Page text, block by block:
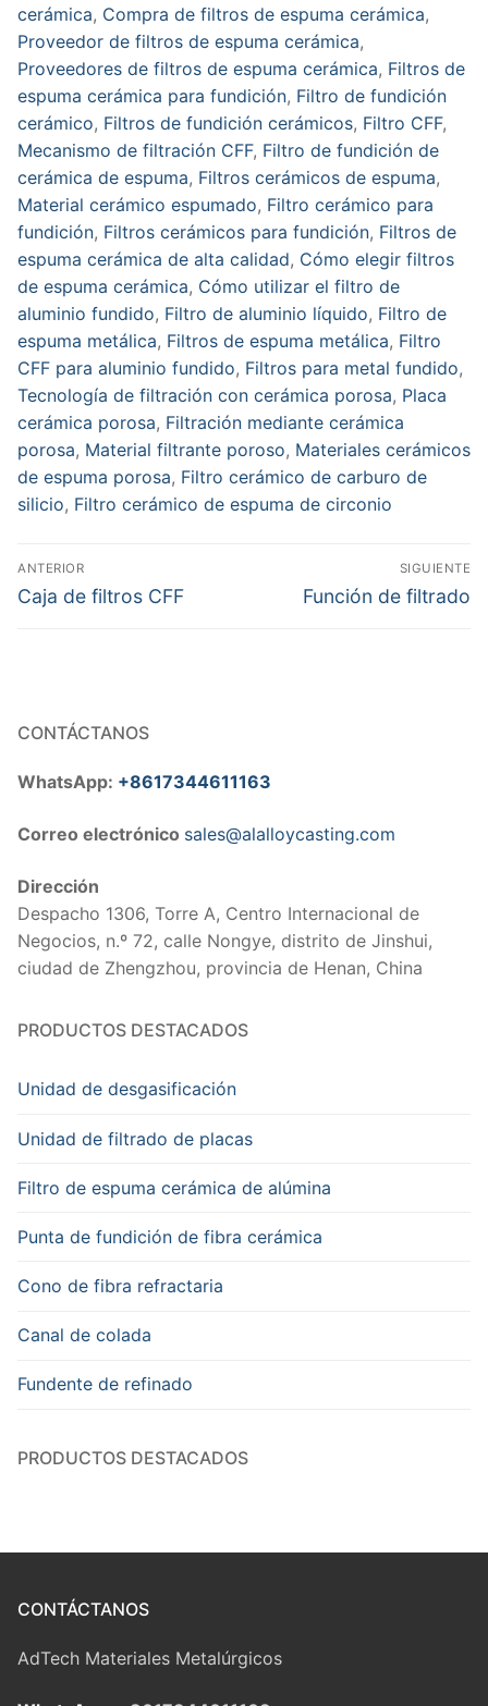
cerámica, Compra de filtros de espuma cerámica,
Proveedor de filtros de espuma cerámica,
Proveedores de filtros de espuma cerámica, Filtros de
espuma cerámica para fundición, Filtro de fundición
cerámico, Filtros de fundición cerámicos, Filtro CFF,
Mecanismo de filtración CFF, Filtro de fundición de
cerámica de espuma, Filtros cerámicos de espuma,
Material cerámico espumado, Filtro cerámico para
fundición, Filtros cerámicos para fundición, Filtros de
espuma cerámica de alta calidad, Cómo elegir filtros
de espuma cerámica, Cómo utilizar el filtro de
aluminio fundido, Filtro de aluminio líquido, Filtro de
espuma metálica, Filtros de espuma metálica, Filtro
CFF para aluminio fundido, Filtros para metal fundido,
Tecnología de filtración con cerámica porosa, Placa
cerámica porosa, Filtración mediante cerámica
porosa, Material filtrante poroso, Materiales cerámicos
de espuma porosa, Filtro cerámico de carburo de
silicio, Filtro cerámico de espuma de circonio
Navegación
de
ANTERIOR
Entrada
Caja de filtros CFF
SIGUIENTE
Entrada
Función de filtrado
CONTÁCTANOS
WhatsApp: +8617344611163
Correo electrónico sales@alalloycasting.com
Dirección
Despacho 1306, Torre A, Centro Internacional de
Negocios, n.º 72, calle Nongye, distrito de Jinshui,
ciudad de Zhengzhou, provincia de Henan, China
PRODUCTOS DESTACADOS
Unidad de desgasificación
Unidad de filtrado de placas
Filtro de espuma cerámica de alúmina
Punta de fundición de fibra cerámica
Cono de fibra refractaria
Canal de colada
Fundente de refinado
PRODUCTOS DESTACADOS
CONTÁCTANOS
AdTech Materiales Metalúrgicos